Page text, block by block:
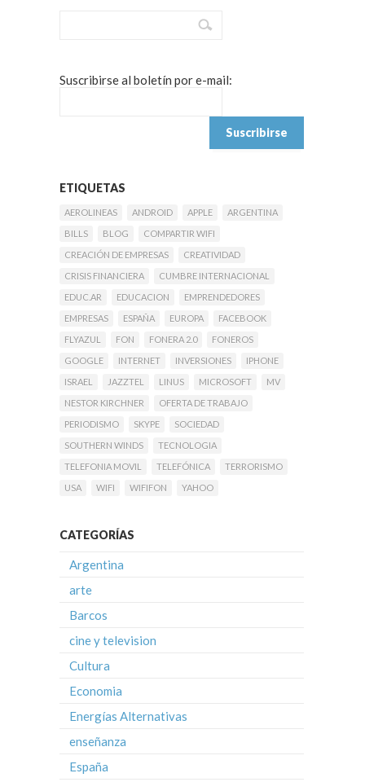
Suscribirse al boletín por e-mail:
ETIQUETAS
AEROLINEAS ANDROID APPLE
ARGENTINA
BILLS
BLOG
COMPARTIR WIFI
CREACIÓN DE EMPRESAS
CREATIVIDAD
CRISIS FINANCIERA
CUMBRE INTERNACIONAL
EDUC.AR
EDUCACION
EMPRENDEDORES
EMPRESAS
ESPAÑA EUROPA
FACEBOOK
FLYAZUL
FON FONERA 2.0
FONEROS
GOOGLE
INTERNET INVERSIONES
IPHONE
ISRAEL
JAZZTEL LINUS MICROSOFT
MV
NESTOR KIRCHNER
OFERTA DE TRABAJO
PERIODISMO
SKYPE
SOCIEDAD
SOUTHERN WINDS
TECNOLOGIA
TELEFONIA MOVIL
TELEFÓNICA
TERRORISMO
USA
WIFI WIFIFON YAHOO
CATEGORÍAS
Argentina
arte
Barcos
cine y television
Cultura
Economia
Energías Alternativas
enseñanza
España